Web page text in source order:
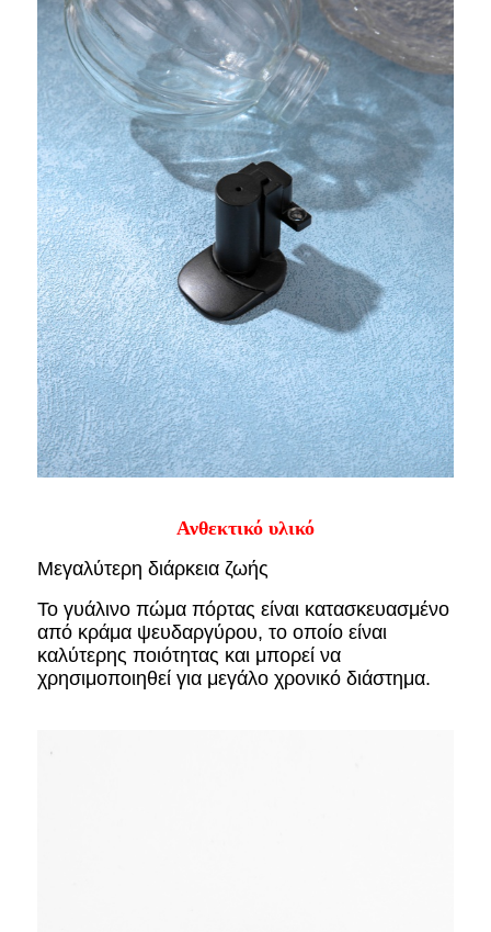
Ανθεκτικό υλικό
Μεγαλύτερη διάρκεια ζωής
Το γυάλινο πώμα πόρτας είναι κατασκευασμένο
από κράμα ψευδαργύρου, το οποίο είναι
καλύτερης ποιότητας και μπορεί να
χρησιμοποιηθεί για μεγάλο χρονικό διάστημα.